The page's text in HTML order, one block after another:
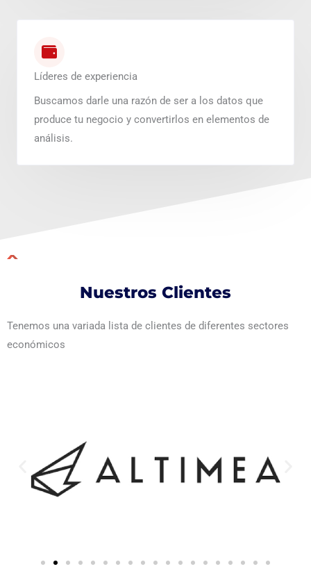
Líderes de experiencia
Buscamos darle una razón de ser a los datos que
produce tu negocio y convertirlos en elementos de
análisis.
Nuestros Clientes
Tenemos una variada lista de clientes de diferentes sectores
económicos